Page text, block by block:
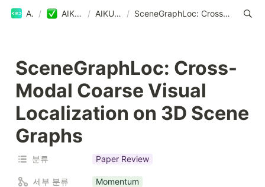
AIKU / AIKU Blog / AIKU Blog / SceneGraphLoc: Cross-Modal Coarse Visual Localization on 3D Scene Graphs
SceneGraphLoc: Cross-
Modal Coarse Visual
Localization on 3D Scene
Graphs
분류 Paper Review
세부 분류 Momentum